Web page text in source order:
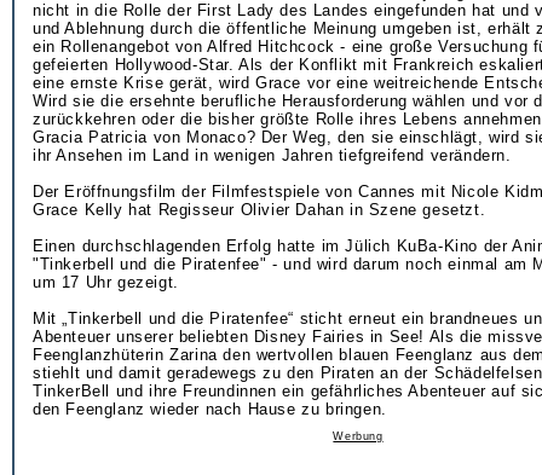
nicht in die Rolle der First Lady des Landes eingefunden hat und
und Ablehnung durch die öffentliche Meinung umgeben ist, erhält
ein Rollenangebot von Alfred Hitchcock - eine große Versuchung
gefeierten Hollywood-Star. Als der Konflikt mit Frankreich
eine ernste Krise gerät, wird Grace vor eine weitreichende
Wird sie die ersehnte berufliche Herausforderung wählen und vor
zurückkehren oder die bisher größte Rolle ihres Lebens
Gracia Patricia von Monaco? Der Weg, den sie einschlägt, wird
ihr Ansehen im Land in wenigen Jahren tiefgreifend verändern.
Der Eröffnungsfilm der Filmfestspiele von Cannes mit Nicole
Grace Kelly hat Regisseur Olivier Dahan in Szene gesetzt.
Einen durchschlagenden Erfolg hatte im Jülich KuBa-Kino der
"Tinkerbell und die Piratenfee" - und wird darum noch einmal am
um 17 Uhr gezeigt.
Mit „Tinkerbell und die Piratenfee“ sticht erneut ein brandneues
Abenteuer unserer beliebten Disney Fairies in See! Als die
Feenglanzhüterin Zarina den wertvollen blauen Feenglanz aus
stiehlt und damit geradewegs zu den Piraten an der
TinkerBell und ihre Freundinnen ein gefährliches Abenteuer auf
den Feenglanz wieder nach Hause zu bringen.
Werbung